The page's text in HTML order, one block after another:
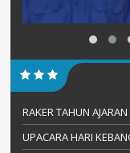
RAKER TAHUN
UPACARA HARI